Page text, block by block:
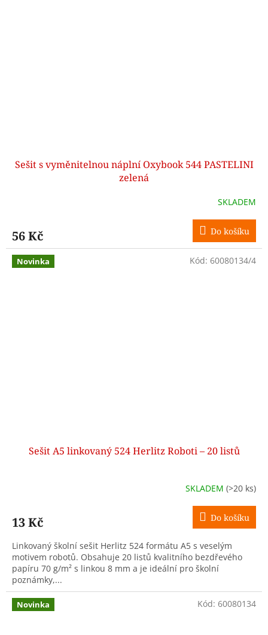
Sešit s vyměnitelnou náplní Oxybook 544 PASTELINI
zelená
SKLADEM
56 Kč Do košíku
Novinka
Sešit A5 linkovaný 524 Herlitz Roboti – 20 listů
SKLADEM (>20 ks)
13 Kč Do košíku
Linkovaný školní sešit Herlitz 524 formátu A5 s veselým
motivem robotů. Obsahuje 20 listů kvalitního bezdřevého
papíru 70 g/m² s linkou 8 mm a je ideální pro školní
poznámky,...
Kód: 60080134/4
Novinka Kód: 60080134